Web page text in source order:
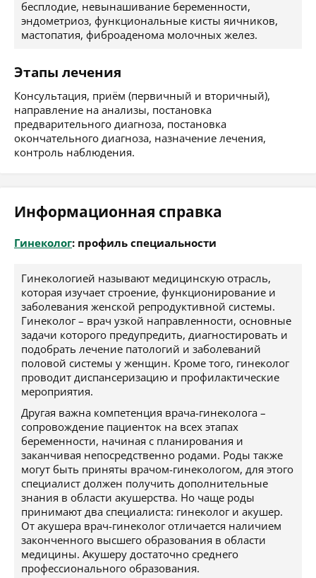
бесплодие, невынашивание беременности,
эндометриоз, функциональные кисты яичников,
мастопатия, фиброаденома молочных желез.
Этапы лечения
Консультация, приём (первичный и вторичный),
направление на анализы, постановка
предварительного диагноза, постановка
окончательного диагноза, назначение лечения,
контроль наблюдения.
Информационная справка
Гинеколог: профиль специальности
Гинекологией называют медицинскую отрасль,
которая изучает строение, функционирование и
заболевания женской репродуктивной системы.
Гинеколог – врач узкой направленности, основные
задачи которого предупредить, диагностировать и
подобрать лечение патологий и заболеваний
половой системы у женщин. Кроме того, гинеколог
проводит диспансеризацию и профилактические
мероприятия.
Другая важна компетенция врача-гинеколога –
сопровождение пациенток на всех этапах
беременности, начиная с планирования и
заканчивая непосредственно родами. Роды также
могут быть приняты врачом-гинекологом, для этого
специалист должен получить дополнительные
знания в области акушерства. Но чаще роды
принимают два специалиста: гинеколог и акушер.
От акушера врач-гинеколог отличается наличием
законченного высшего образования в области
медицины. Акушеру достаточно среднего
профессионального образования.